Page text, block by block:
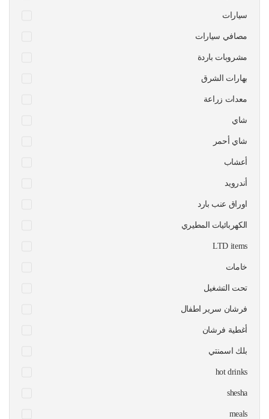
سيارات
مصافي سيارات
مشروبات باردة
بهارات الشرق
معدات زراعة
شاي
شاي أحمر
أعشاب
أندرويد
اوراق عنب بارد
الكهربائيات المطيري
LTD items
خامات
تحت التشغيل
فرشان سرير اطفال
أغطية فرشان
بلك اسمنتي
hot drinks
shesha
meals